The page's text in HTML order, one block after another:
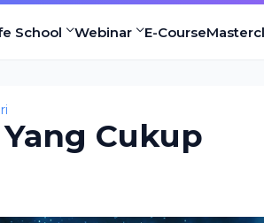
School Webinar E-Course
Cukup